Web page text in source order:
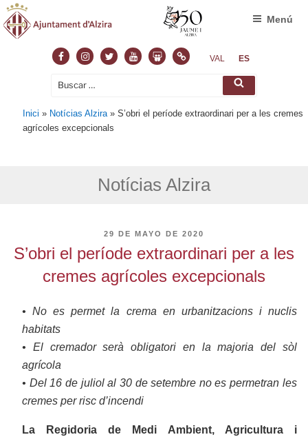
FacebookInstagram
TwitterYoutubeSlideshare
NormasVAL ES
Buscar
Buscar
Menú
Inici » Notícias Alzira »S’obri el període extraordinari per a les cremes
agrícoles excepcionals
Notícias Alzira
PUBLICADO
EL
29 DE MAYO DE 2020
S’obri el període extraordinari per a les
cremes agrícoles excepcionals
• No es permet la crema en urbanitzacions i nuclis
habitats
• El cremador serà obligatori en la majoria del sòl
agrícola
• Del 16 de juliol al 30 de setembre no es permetran les
cremes per risc d’incendi
La Regidoria de Medi Ambient, Agricultura i